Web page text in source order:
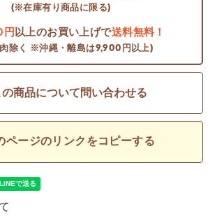
(※在庫有り商品に限る)
円以上のお買い上げで送料無料！
除く ※沖縄・離島は9,900円以上)
の商品について問い合わせる
ページのリンクをコピーする